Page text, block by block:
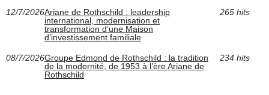
12/7/2026Ariane de Rothschild : leadership
international, modernisation et
transformation d’une Maison
d’investissement familiale
265 hits
08/7/2026Groupe Edmond de Rothschild : la tradition
de la modernité, de 1953 à l’ère Ariane de
Rothschild
234 hits